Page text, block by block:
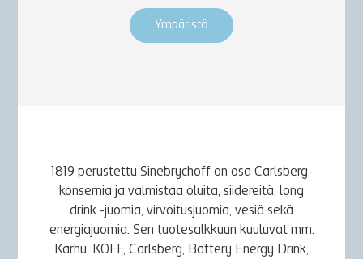
Ympäristö
1819 perustettu Sinebrychoff on osa Carlsberg-
konsernia ja valmistaa oluita, siidereitä, long
drink -juomia, virvoitusjuomia, vesiä sekä
energiajuomia. Sen tuotesalkkuun kuuluvat mm.
Karhu, KOFF, Carlsberg, Battery Energy Drink,